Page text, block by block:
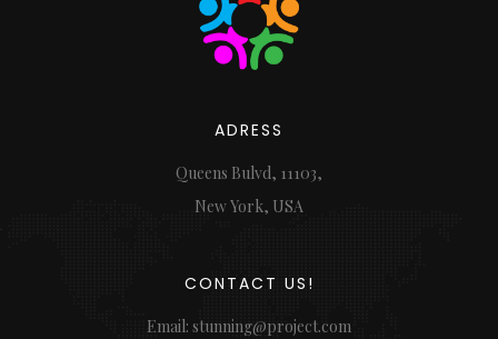
ADRESS
Queens Bulvd, 11103,
New York, USA
CONTACT US!
Email: stunning@project.com